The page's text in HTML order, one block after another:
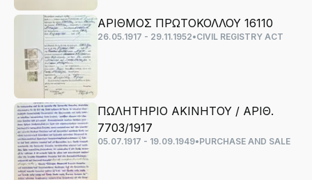
ΑΡΙΘΜΟΣ ΠΡΩΤΟΚΟΛΛΟΥ 16110
26.05.1917 - 29.11.1952•CIVIL REGISTRY ACT
ΠΩΛΗΤΗΡΙΟ ΑΚΙΝΗΤΟΥ / ΑΡΙΘ.
7703/1917
05.07.1917 - 19.09.1949•PURCHASE AND SALE